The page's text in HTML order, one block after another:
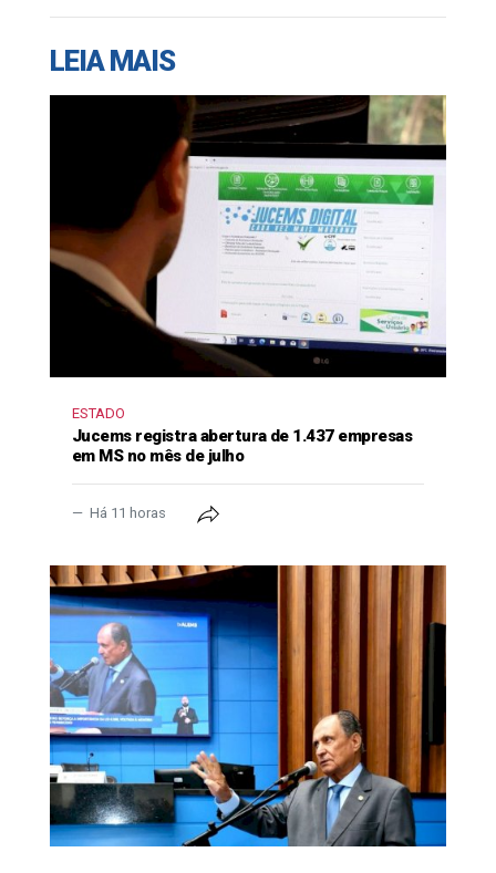
LEIA MAIS
ESTADO
Jucems registra abertura de 1.437 empresas
em MS no mês de julho
Há 11 horas